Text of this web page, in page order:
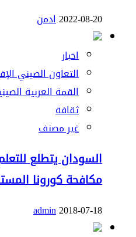
2022-08-20ادمن
اخبار
التعاون الصيني
القمة العربية
ثقافة
غير مصنف
السودان يتطلع
مكافحة كورونا
2018-07-18
admin